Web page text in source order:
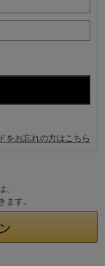
をお忘れの方はこちら
、
す。